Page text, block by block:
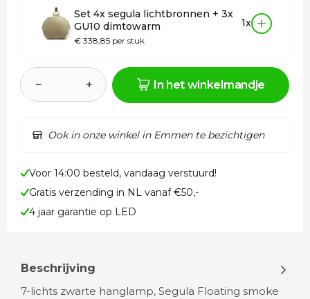
Set 4x segula lichtbronnen + 3x
GU10 dimtowarm
€ 338,85 per stuk
1x
− + In het winkelmandje
Ook in onze winkel in Emmen te bezichtigen
Voor 14:00 besteld, vandaag verstuurd!
Gratis verzending in NL vanaf €50,-
4 jaar garantie op LED
Beschrijving
7-lichts zwarte hanglamp, Segula Floating smoke